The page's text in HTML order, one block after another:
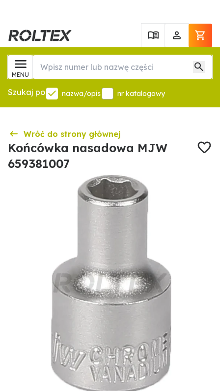
MENU
Szukaj po nazwa/opis nr katalogowy
Wróć do strony głównej
Końcówka nasadowa MJW
659381007